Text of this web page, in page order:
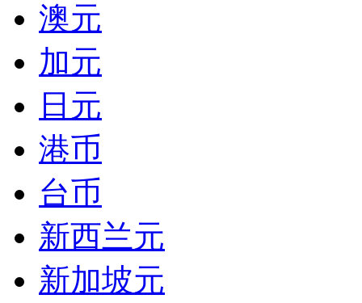
澳元
加元
日元
港币
台币
新西兰元
新加坡元